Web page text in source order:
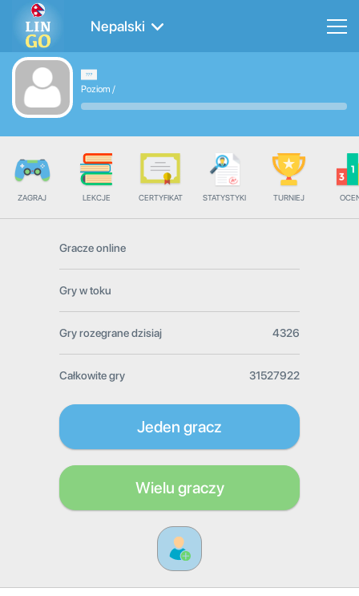
Nepalski
Poziom /
ZAGRAJ LEKCJE CERTYFIKAT STATYSTYKI TURNIEJ
Gracze online
Gry w toku
Gry rozegrane dzisiaj 4326
Całkowite gry 31527922
Jeden gracz
Wielu graczy